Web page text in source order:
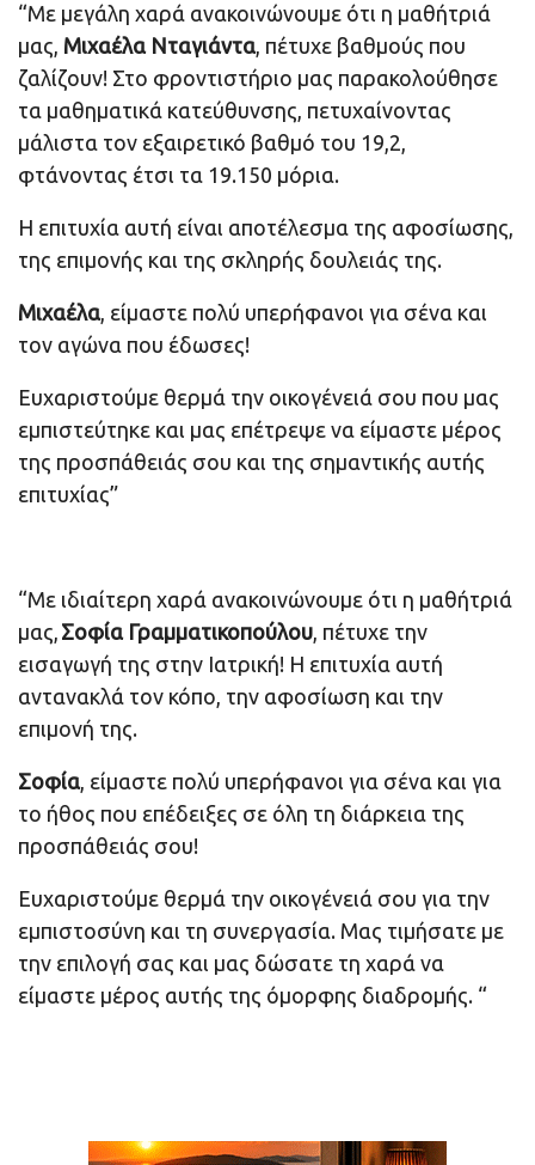
“Με μεγάλη χαρά ανακοινώνουμε ότι η μαθήτριά
μας, Μιχαέλα Νταγιάντα, πέτυχε βαθμούς που
ζαλίζουν! Στο φροντιστήριο μας παρακολούθησε
τα μαθηματικά κατεύθυνσης, πετυχαίνοντας
μάλιστα τον εξαιρετικό βαθμό του 19,2,
φτάνοντας έτσι τα 19.150 μόρια.
Η επιτυχία αυτή είναι αποτέλεσμα της αφοσίωσης,
της επιμονής και της σκληρής δουλειάς της.
Μιχαέλα, είμαστε πολύ υπερήφανοι για σένα και
τον αγώνα που έδωσες!
Ευχαριστούμε θερμά την οικογένειά σου που μας
εμπιστεύτηκε και μας επέτρεψε να είμαστε μέρος
της προσπάθειάς σου και της σημαντικής αυτής
επιτυχίας”
“Με ιδιαίτερη χαρά ανακοινώνουμε ότι η μαθήτριά
μας, Σοφία Γραμματικοπούλου, πέτυχε την
εισαγωγή της στην Ιατρική! Η επιτυχία αυτή
αντανακλά τον κόπο, την αφοσίωση και την
επιμονή της.
Σοφία, είμαστε πολύ υπερήφανοι για σένα και για
το ήθος που επέδειξες σε όλη τη διάρκεια της
προσπάθειάς σου!
Ευχαριστούμε θερμά την οικογένειά σου για την
εμπιστοσύνη και τη συνεργασία. Μας τιμήσατε με
την επιλογή σας και μας δώσατε τη χαρά να
είμαστε μέρος αυτής της όμορφης διαδρομής. “